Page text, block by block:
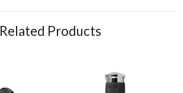
Related Products